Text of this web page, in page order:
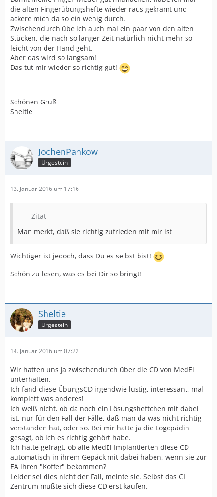
die alten Fingerübungshefte wieder raus gekramt und
ackere mich da so ein wenig durch.
Zwischendurch übe ich auch mal ein paar von den alten
Stücken, die nach so langer Zeit natürlich nicht mehr so
leicht von der Hand geht.
Aber das wird so langsam!
Das tut mir wieder so richtig gut!
Schönen Gruß
Sheltie
JochenPankow
Urgestein
13. Januar 2016 um 17:16
Zitat
Man merkt, daß sie richtig zufrieden mit mir ist
Wichtiger ist jedoch, dass Du es selbst bist!
Schön zu lesen, was es bei Dir so bringt!
Sheltie
Urgestein
14. Januar 2016 um 07:22
Wir hatten uns ja zwischendurch über die CD von MedEl
unterhalten.
Ich fand diese ÜbungsCD irgendwie lustig, interessant, mal
komplett was anderes!
Ich weiß nicht, ob da noch ein Lösungsheftchen mit dabei
ist, nur für den Fall der Fälle, daß man da was nicht richtig
verstanden hat, oder so. Bei mir hatte ja die Logopädin
gesagt, ob ich es richtig gehört habe.
Ich hatte gefragt, ob alle MedEl Implantierten diese CD
automatisch in ihrem Gepäck mit dabei haben, wenn sie zur
EA ihren "Koffer" bekommen?
Leider sei dies nicht der Fall, meinte sie. Selbst das CI
Zentrum mußte sich diese CD erst kaufen.